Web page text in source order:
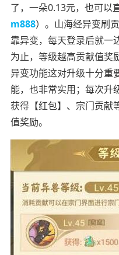
了，一朵0.13元，也可以
m888）。山海经异变刷
靠异变，每天登录后就一
为止，等级越高贡献值奖
异变功能这对升级十分重
能，也非常实用；每次升
获得【红包】、宗门贡献
值奖励。